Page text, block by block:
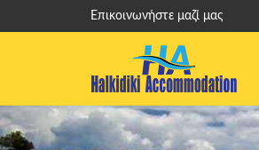
Επικοινωνήστε μαζί μας